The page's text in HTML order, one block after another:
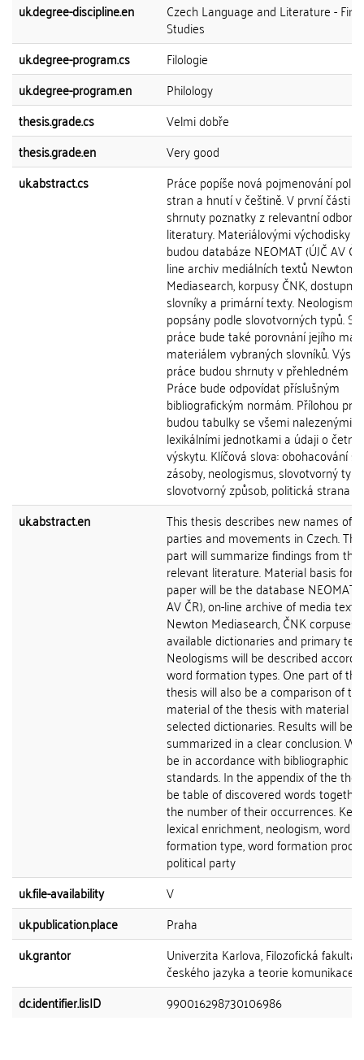
uk.degree-discipline.en Czech Language and Literature -
Studies
uk.degree-program.cs
Filologie
uk.degree-program.en
Philology
thesis.grade.cs
Velmi dobře
thesis.grade.en
Very good
uk.abstract.cs
Práce popíše nová pojmenování
stran a hnutí v češtině. V první části
shrnuty poznatky z relevantní
literatury. Materiálovými východisky
budou databáze NEOMAT (ÚJČ AV
line archiv mediálních textů Newton
Mediasearch, korpusy ČNK, dostupné
slovníky a primární texty. Neologismy
popsány podle slovotvorných typů.
práce bude také porovnání jejího
materiálem vybraných slovníků.
práce budou shrnuty v přehledném
Práce bude odpovídat příslušným
bibliografickým normám. Přílohou
budou tabulky se všemi nalezenými
lexikálními jednotkami a údaji o
výskytu. Klíčová slova: obohacování
zásoby, neologismus, slovotvorný typ,
slovotvorný způsob, politická strana
uk.abstract.en
This thesis describes new names of
parties and movements in Czech.
part will summarize findings from the
relevant literature. Material basis for
paper will be the database NEOMAT
AV ČR), on-line archive of media texts
Newton Mediasearch, ČNK corpuses,
available dictionaries and primary
Neologisms will be described
word formation types. One part of this
thesis will also be a comparison of the
material of the thesis with material of
selected dictionaries. Results will be
summarized in a clear conclusion.
be in accordance with bibliographic
standards. In the appendix of the
be table of discovered words
the number of their occurrences.
lexical enrichment, neologism, word
formation type, word formation
political party
uk.file-availability
V
uk.publication.place
Praha
uk.grantor
Univerzita Karlova, Filozofická fakulta,
českého jazyka a teorie komunikace
dc.identifier.lisID
990016298730106986